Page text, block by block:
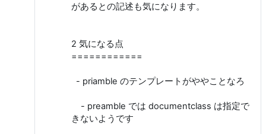
があるとの記述も気になります。
2 気になる点
============
- priamble のテンプレートがややことなろ
- preamble では documentclass は指定で
きないようです